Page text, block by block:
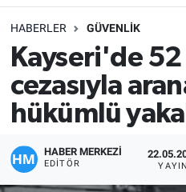
HABERLER GÜVENLIK
Kayseri'de 52
cezasıyla
hükümlü
HABER MERKEZİ
EDITÖR
Politika
Turizm
Sağlık
Süper Lig Puan
Tüm Manşetler
Son Dakika Haberleri